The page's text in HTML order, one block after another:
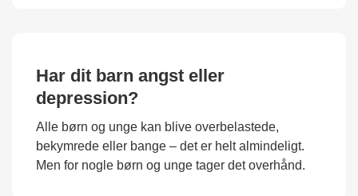
Har dit barn angst eller
depression?
Alle børn og unge kan blive overbelastede,
bekymrede eller bange – det er helt almindeligt.
Men for nogle børn og unge tager det overhånd.